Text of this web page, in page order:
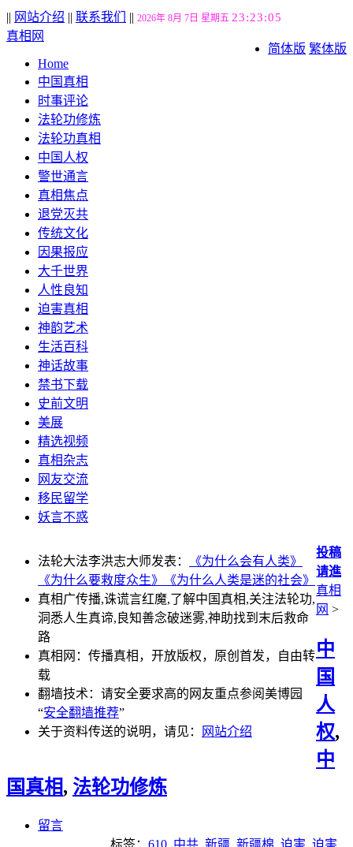
|| 网站介绍 || 联系我们 || 2026年 8月 7日 星期五 23:23:06
简体版 繁体版
真相网
Home
中国真相
时事评论
法轮功修炼
法轮功真相
中国人权
警世通言
真相焦点
退党灭共
传统文化
因果报应
大千世界
人性良知
迫害真相
神韵艺术
生活百科
神话故事
禁书下载
史前文明
美展
精选视频
真相杂志
网友交流
移民留学
妖言不惑
法轮大法李洪志大师发表：
《为什么会有人类》
《为什么要救度众生》
《为什么人类是迷的社会》
真相广传播,诛谎言红魔,了解中国真相,关注法轮功,
洞悉人生真谛,良知善念破迷雾,神助找到末后救命
路
真相网：传播真相，开放版权，原创首发，自由转
载
翻墙技术：请安全要求高的网友重点参阅美博园
“安全翻墙推荐”
关于资料传送的说明，请见：
网站介绍
投稿
请進
真相
网 >
中
国
人
权,
中
国真相, 法轮功修炼
留言
标签： 610, 中共, 新疆, 新疆棉, 迫害, 迫害